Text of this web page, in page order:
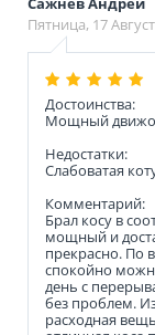
Пятница, 17
Достоинства:
Мощный
Недостатки:
Слабоватая
Комментарий:
Брал косу в
мощный и
прекрасно. По
спокойно
день с
без проблем.
расходная